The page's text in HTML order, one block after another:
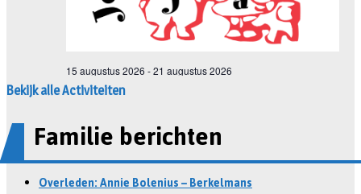
Bekijk alle Activiteiten
Familie berichten
Overleden: Annie Bolenius – Berkelmans